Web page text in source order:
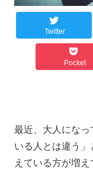
Twitter
Pocket
最近、大人になっ
いる人とは違う
えている方が増え